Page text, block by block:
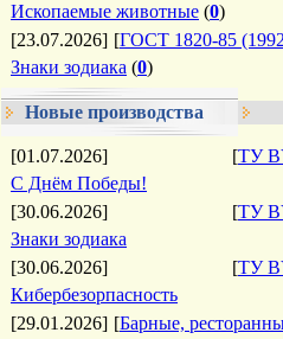
Ископаемые животные (0)
[23.07.2026] [ГОСТ 1820-85
Знаки зодиака (0)
Новые производства
[01.07.2026] [ТУ
С Днём Победы!
[30.06.2026]
[ТУ
Знаки зодиака
[30.06.2026]
[ТУ
Кибербезорпасность
[29.01.2026] [Барные,